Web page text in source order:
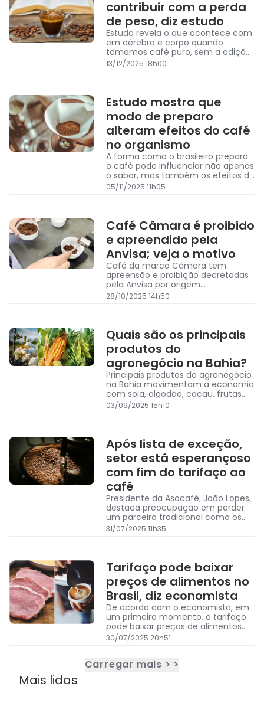
contribuir com a perda
de peso, diz estudo
Estudo revela o que acontece com
em cérebro e corpo quando
tomamos café puro, sem a adição
de açúcar ou adoçantes
13/12/2025 18h00
Estudo mostra que
modo de preparo
alteram efeitos do café
no organismo
A forma como o brasileiro prepara
o café pode influenciar não apenas
o sabor, mas também os efeitos da
bebida sobre o corpo
05/11/2025 11h05
Café Câmara é proibido
e apreendido pela
Anvisa; veja o motivo
Café da marca Câmara tem
apreensão e proibição decretadas
pela Anvisa por origem
desconhecida
28/10/2025 14h50
Quais são os principais
produtos do
agronegócio na Bahia?
Principais produtos do agronegócio
na Bahia movimentam a economia
com soja, algodão, cacau, frutas
tropicais, café, milho e feijão
03/09/2025 15h10
Após lista de exceção,
setor está esperançoso
com fim do tarifaço ao
café
Presidente da Asocafé, João Lopes,
destaca preocupação em perder
um parceiro tradicional como os
EUA, mas ainda tem esperança da
isenção
31/07/2025 11h35
Tarifaço pode baixar
preços de alimentos no
Brasil, diz economista
De acordo com o economista, em
um primeiro momento, o tarifaço
pode baixar preços de alimentos
como café e carne, no mercado
nacional
30/07/2025 20h51
Carregar mais > >
Mais lidas